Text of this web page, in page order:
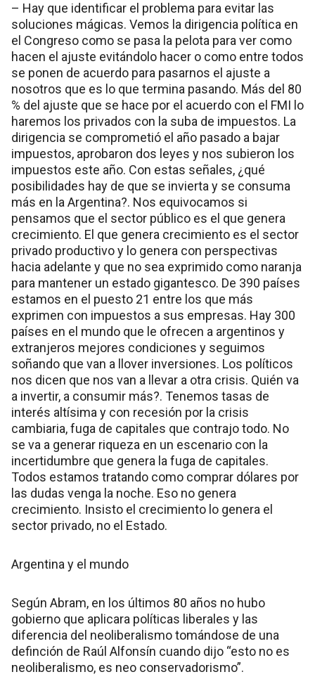
– Hay que identificar el problema para evitar las
soluciones mágicas. Vemos la dirigencia política en
el Congreso como se pasa la pelota para ver como
hacen el ajuste evitándolo hacer o como entre todos
se ponen de acuerdo para pasarnos el ajuste a
nosotros que es lo que termina pasando. Más del 80
% del ajuste que se hace por el acuerdo con el FMI lo
haremos los privados con la suba de impuestos. La
dirigencia se comprometió el año pasado a bajar
impuestos, aprobaron dos leyes y nos subieron los
impuestos este año. Con estas señales, ¿qué
posibilidades hay de que se invierta y se consuma
más en la Argentina?. Nos equivocamos si
pensamos que el sector público es el que genera
crecimiento. El que genera crecimiento es el sector
privado productivo y lo genera con perspectivas
hacia adelante y que no sea exprimido como naranja
para mantener un estado gigantesco. De 390 países
estamos en el puesto 21 entre los que más
exprimen con impuestos a sus empresas. Hay 300
países en el mundo que le ofrecen a argentinos y
extranjeros mejores condiciones y seguimos
soñando que van a llover inversiones. Los políticos
nos dicen que nos van a llevar a otra crisis. Quién va
a invertir, a consumir más?. Tenemos tasas de
interés altísima y con recesión por la crisis
cambiaria, fuga de capitales que contrajo todo. No
se va a generar riqueza en un escenario con la
incertidumbre que genera la fuga de capitales.
Todos estamos tratando como comprar dólares por
las dudas venga la noche. Eso no genera
crecimiento. Insisto el crecimiento lo genera el
sector privado, no el Estado.
Argentina y el mundo
Según Abram, en los últimos 80 años no hubo
gobierno que aplicara políticas liberales y las
diferencia del neoliberalismo tomándose de una
definción de Raúl Alfonsín cuando dijo “esto no es
neoliberalismo, es neo conservadorismo”.